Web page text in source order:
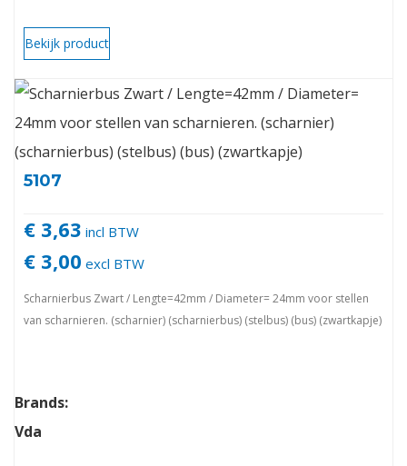
Bekijk product
5107
€ 3,63 incl BTW
€ 3,00 excl BTW
Scharnierbus Zwart / Lengte=42mm / Diameter= 24mm voor stellen
van scharnieren. (scharnier) (scharnierbus) (stelbus) (bus) (zwartkapje)
Brands:
Vda